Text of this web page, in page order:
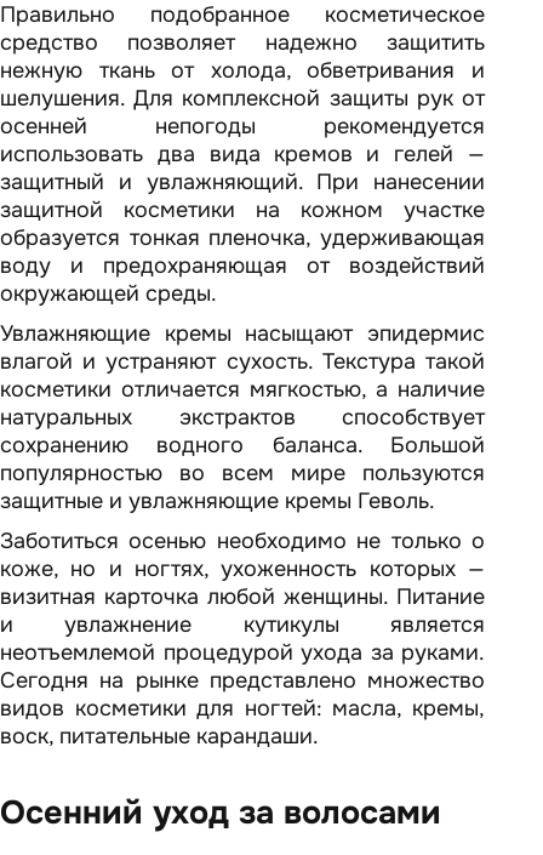
Правильно подобранное косметическое
средство позволяет надежно защитить
нежную ткань от холода, обветривания и
шелушения. Для комплексной защиты рук от
осенней непогоды рекомендуется
использовать два вида кремов и гелей —
защитный и увлажняющий. При нанесении
защитной косметики на кожном участке
образуется тонкая пленочка, удерживающая
воду и предохраняющая от воздействий
окружающей среды.
Увлажняющие кремы насыщают эпидермис
влагой и устраняют сухость. Текстура такой
косметики отличается мягкостью, а наличие
натуральных экстрактов способствует
сохранению водного баланса. Большой
популярностью во всем мире пользуются
защитные и увлажняющие кремы Геволь.
Заботиться осенью необходимо не только о
коже, но и ногтях, ухоженность которых —
визитная карточка любой женщины. Питание
и увлажнение кутикулы является
неотъемлемой процедурой ухода за руками.
Сегодня на рынке представлено множество
видов косметики для ногтей: масла, кремы,
воск, питательные карандаши.
Осенний уход за волосами